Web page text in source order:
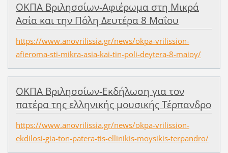
ΟΚΠΑ Βριλησσίων-Αφιέρωμα στη Μικρά
Ασία και την Πόλη Δευτέρα 8 Μαΐου
https://www.anovrilissia.gr/news/okpa-vrilission-
afieroma-sti-mikra-asia-kai-tin-poli-deytera-8-maioy/
ΟΚΠΑ Βριλησσίων-Εκδήλωση για τον
πατέρα της ελληνικής μουσικής Τέρπανδρο
https://www.anovrilissia.gr/news/okpa-vrilission-
ekdilosi-gia-ton-patera-tis-ellinikis-moysikis-terpandro/